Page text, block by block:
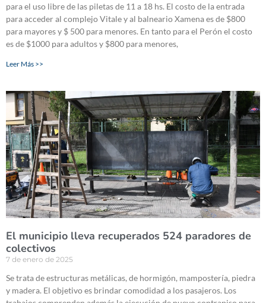
para el uso libre de las piletas de 11 a 18 hs. El costo de la entrada
para acceder al complejo Vitale y al balneario Xamena es de $800
para mayores y $ 500 para menores. En tanto para el Perón el costo
es de $1000 para adultos y $800 para menores,
Leer Más >>
El municipio lleva recuperados 524 paradores de
colectivos
7 de enero de 2025
Se trata de estructuras metálicas, de hormigón, mampostería, piedra
y madera. El objetivo es brindar comodidad a los pasajeros. Los